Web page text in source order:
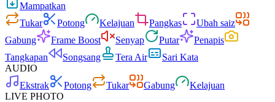
Mampatkan
Tukar
Potong Kelajuan Pangkas
Ubah saiz
Gabung
Frame Boost Senyap Putar
Penapis
Tangkapan
Songsang Tera Air
Sari Kata
AUDIO
Ekstrak
Potong Tukar Gabung
Kelajuan
LIVE PHOTO